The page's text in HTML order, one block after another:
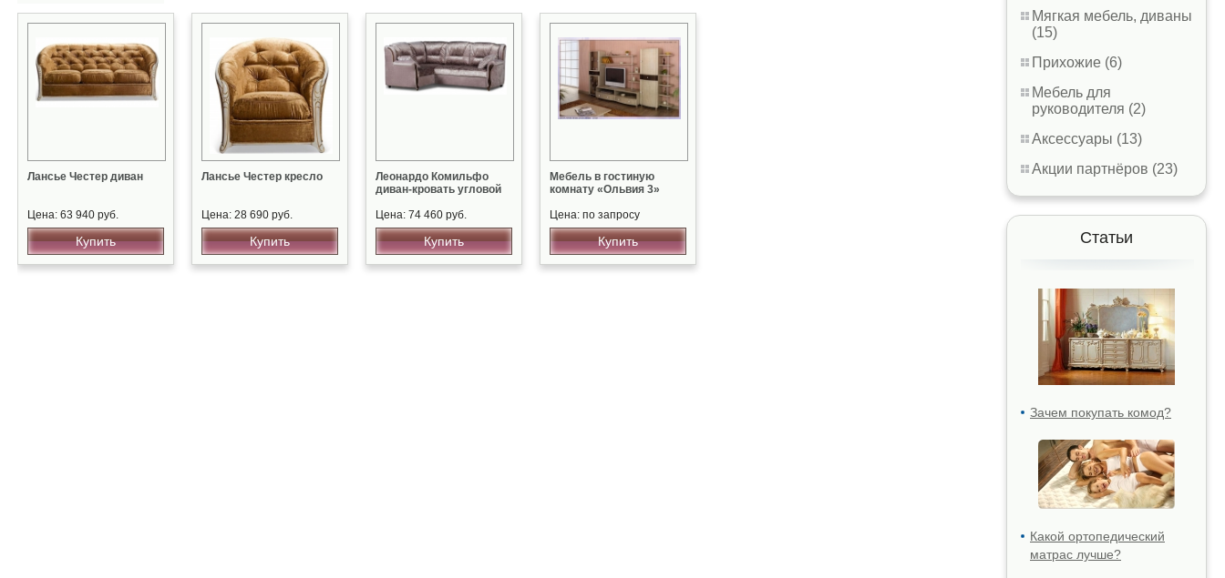
Мягкая мебель, диваны
(15)
Прихожие (6)
Мебель для
руководителя (2)
Аксессуары (13)
Акции партнёров (23)
Статьи
Зачем покупать комод?
Какой ортопедический
матрас лучше?
Лансье Честер диван
Цена: 63 940 руб.
Купить
Лансье Честер кресло
Цена: 28 690 руб.
Купить
Леонардо Комильфо
диван-кровать угловой
Цена: 74 460 руб.
Купить
Мебель в гостиную
комнату «Ольвия 3»
Цена: по запросу
Купить